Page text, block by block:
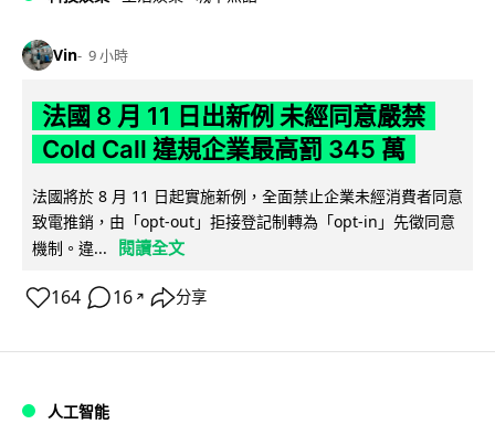
Vin 9 小時
法國 8 月 11 日出新例 未經同意嚴禁
Cold Call 違規企業最高罰 345 萬
法國將於 8 月 11 日起實施新例，全面禁止企業未經消費者同意
致電推銷，由「opt-out」拒接登記制轉為「opt-in」先徵同意
機制。違...
閱讀全文
164 16 ↗ 分享
人工智能